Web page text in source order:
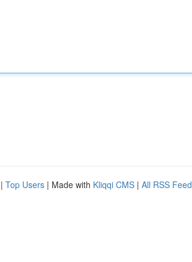
| Top Users | Made with Kliqqi CMS | All RSS